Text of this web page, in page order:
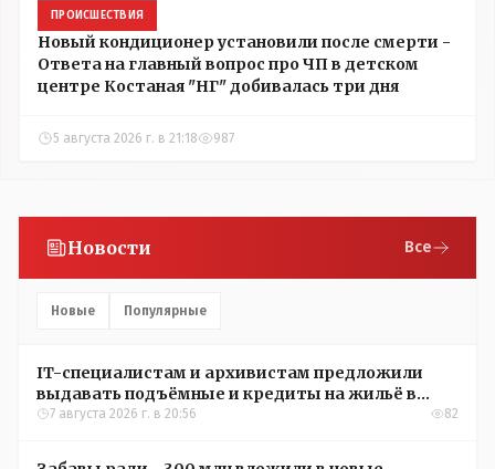
ПРОИСШЕСТВИЯ
Новый кондиционер установили после смерти -
Ответа на главный вопрос про ЧП в детском
центре Костаная "НГ" добивалась три дня
5 августа 2026 г. в 21:18 987
Новости Все
Новые Популярные
IT-специалистам и архивистам предложили
выдавать подъёмные и кредиты на жильё в
сёлах Казахстана
7 августа 2026 г. в 20:56 82